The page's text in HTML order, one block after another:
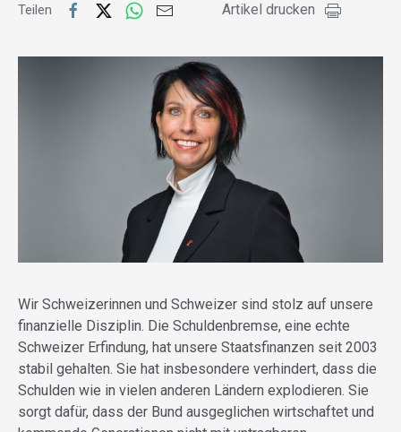
Teilen Artikel drucken
Wir Schweizerinnen und Schweizer sind stolz auf unsere
finanzielle Disziplin. Die Schuldenbremse, eine echte
Schweizer Erfindung, hat unsere Staatsfinanzen seit 2003
stabil gehalten. Sie hat insbesondere verhindert, dass die
Schulden wie in vielen anderen Ländern explodieren. Sie
sorgt dafür, dass der Bund ausgeglichen wirtschaftet und